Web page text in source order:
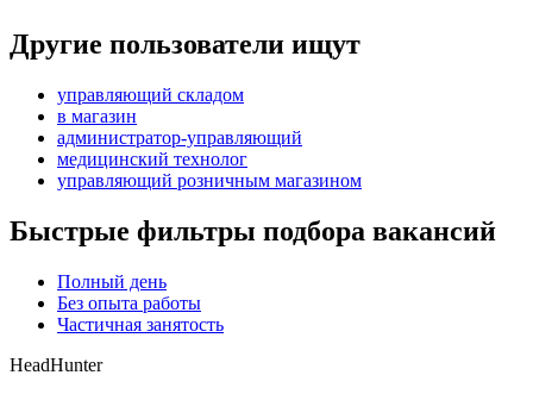
Другие пользователи ищут
управляющий складом
в магазин
администратор-управляющий
медицинский технолог
управляющий розничным магазином
Быстрые фильтры подбора вакансий
Полный день
Без опыта работы
Частичная занятость
HeadHunter